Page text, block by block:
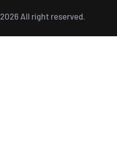
2026 All right reserved.